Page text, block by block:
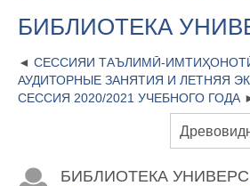
БИБЛИОТЕКА
СЕССИЯИ ТАЪЛИМӢ-
АУДИТОРНЫЕ ЗАНЯТИЯ И ЛЕТНЯЯ
СЕССИЯ 2020/2021 УЧЕБНОГО ГОДА
БИБЛИОТЕКА